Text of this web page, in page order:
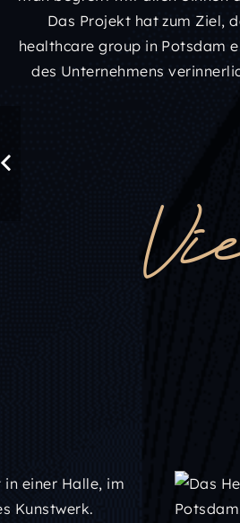
Das Projekt hat zum Ziel,
healthcare group in Potsdam
des Unternehmens